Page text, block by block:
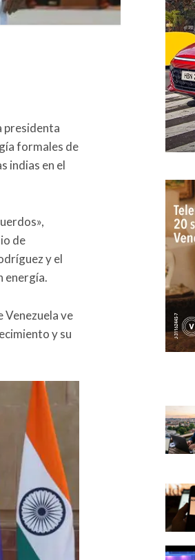
presidenta
formales de
indias en el
de
y el
energía.
Venezuela ve
y su